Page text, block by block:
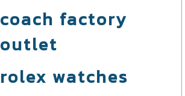
coach factory
outlet
rolex watches